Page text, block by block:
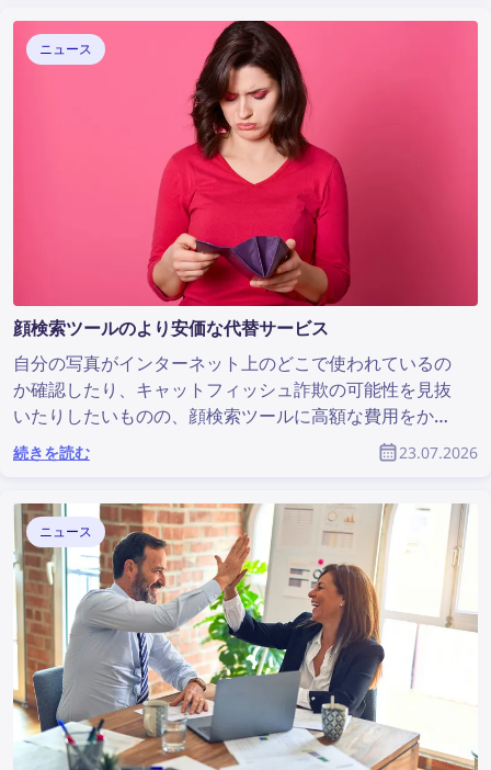
まざまなウェブサイトから自分の画像を削除する方法を
紹介します。
ニュース
顔検索ツールのより安価な代替サービス
自分の写真がインターネット上のどこで使われているの
か確認したり、キャットフィッシュ詐欺の可能性を見抜
いたりしたいものの、顔検索ツールに高額な費用をかけ
たくないという方もいるでしょう。ここでは、手頃な価
格で利用でき、なおかつ十分に実用的な顔検索サービス
続きを読む 23.07.2026
ニュース